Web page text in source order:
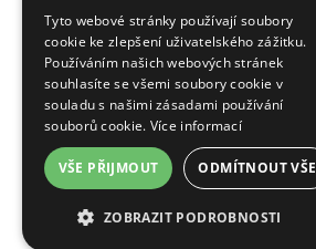
Tyto webové stránky používají soubory
cookie ke zlepšení uživatelského zážitku.
Používáním našich webových stránek
souhlasíte se všemi soubory cookie v
souladu s našimi zásadami používání
souborů cookie. Více informací
VŠE PŘIJMOUT ODMÍTNOUT VŠE
ZOBRAZIT PODROBNOSTI